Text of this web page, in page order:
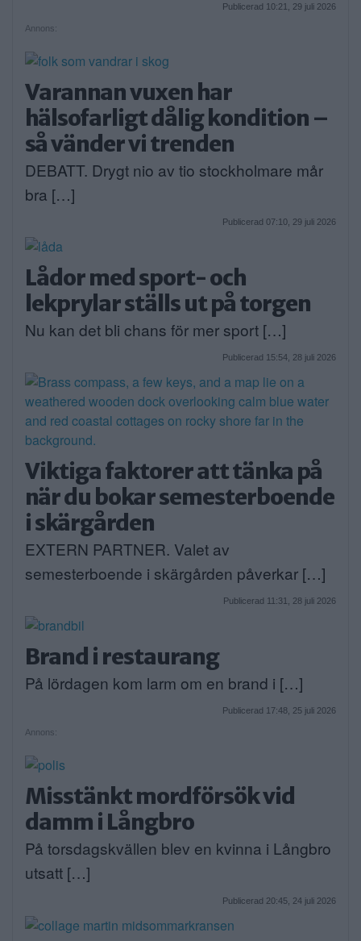
Publicerad 10:21, 29 juli 2026
Annons:
Varannan vuxen har
hälsofarligt dålig kondition –
så vänder vi trenden
DEBATT. Drygt nio av tio stockholmare mår
bra […]
Publicerad 07:10, 29 juli 2026
Lådor med sport- och
lekprylar ställs ut på torgen
Nu kan det bli chans för mer sport […]
Publicerad 15:54, 28 juli 2026
Viktiga faktorer att tänka på
när du bokar semesterboende
i skärgården
EXTERN PARTNER. Valet av
semesterboende i skärgården påverkar […]
Publicerad 11:31, 28 juli 2026
Brand i restaurang
På lördagen kom larm om en brand i […]
Publicerad 17:48, 25 juli 2026
Annons:
Misstänkt mordförsök vid
damm i Långbro
På torsdagskvällen blev en kvinna i Långbro
utsatt […]
Publicerad 20:45, 24 juli 2026